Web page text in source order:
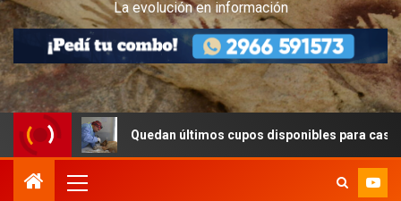
La evolución en información
Quedan últimos cupos disponibles para castraciones